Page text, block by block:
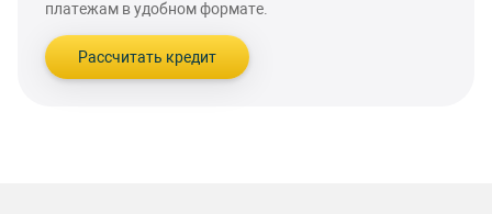
платежам в удобном формате.
Рассчитать кредит